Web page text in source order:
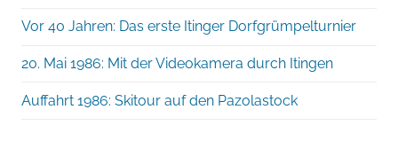
Vor 40 Jahren: Das erste Itinger Dorfgrümpelturnier
20. Mai 1986: Mit der Videokamera durch Itingen
Auffahrt 1986: Skitour auf den Pazolastock